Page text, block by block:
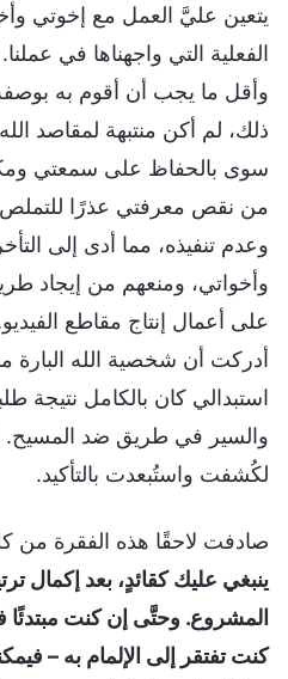
يتعين عليَّ العمل مع إخوتي
الفعلية التي واجهناها في
وأقل ما يجب أن أقوم به
ذلك، لم أكن منتبهة لمقاصد
سوى بالحفاظ على سمعتي
من نقص معرفتي عذرًا للتملص
وعدم تنفيذه، مما أدى إلى
وأخواتي، ومنعهم من إيجاد
على أعمال إنتاج مقاطع
أدركت أن شخصية الله البارة
استبدالي كان بالكامل نتيجة
والسير في طريق ضد المسيح.
لكُشفت واستُبعدت بالتأكيد.
صادفت لاحقًا هذه الفقرة من
ينبغي عليك كقائدٍ، بعد إكمال
المشروع. وحتَّى إن كنت مبتدئًا
كنت تفتقر إلى الإلمام به –